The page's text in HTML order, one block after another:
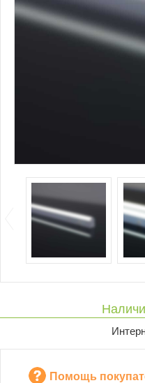
Помощь